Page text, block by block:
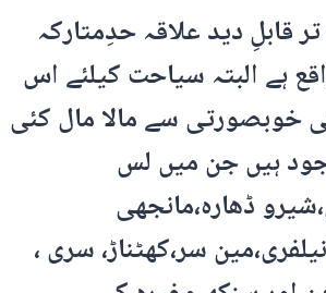
قابلِ دید علاقہ حدِمتارکہ
ہے البتہ سیاحت کیلئے اس
خوبصورتی سے مالا مال کئی
ہیں جن میں لس
ڈھارہ،مانجھی
سر،کھٹناڑ، سری ،